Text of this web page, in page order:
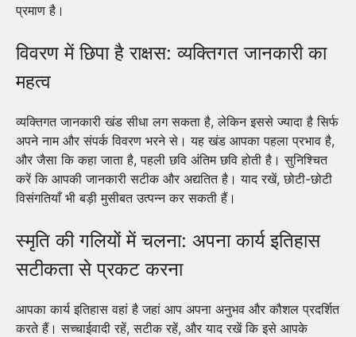
प्रमाण है।
विवरण में छिपा है राक्षस: व्यक्तिगत जानकारी का
महत्व
व्यक्तिगत जानकारी खंड सीधा लग सकता है, लेकिन इससे ज्यादा है सिर्फ
अपने नाम और संपर्क विवरण भरने से। यह खंड आपका पहला प्रभाव है,
और जैसा कि कहा जाता है, पहली छवि अंतिम छवि होती है। सुनिश्चित
करें कि आपकी जानकारी सटीक और अद्यतित है। याद रखें, छोटी-छोटी
विसंगतियाँ भी बड़ी मुसीबत उत्पन्न कर सकती हैं।
स्मृति की गलियों में चलना: अपना कार्य इतिहास
सटीकता से प्रकट करना
आपका कार्य इतिहास वहां है जहां आप अपना अनुभव और कौशल प्रदर्शित
करते हैं। सच्चाईवादी रहें, सटीक रहें, और याद रखें कि इसे आपके